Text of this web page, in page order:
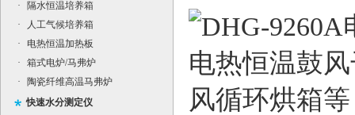
·
隔水恒温培养箱
·
人工气候培养箱
·
电热恒温加热板
·
箱式电炉/马弗炉
·
陶瓷纤维高温马弗炉
快速水分测定仪
电热恒温鼓
风循环烘箱